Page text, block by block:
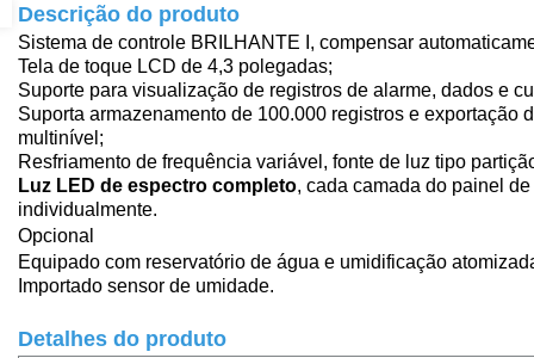
Descrição do produto
Sistema de controle BRILHANTE I, compensar
Tela de toque LCD de 4,3 polegadas;
Suporte para visualização de registros de alarme, dados e
Suporta armazenamento de 100.000 registros e exportação
multinível ;
Resfriamento de frequência variável, fonte de luz tipo
Luz LED de espectro completo, cada camada do painel
individualmente.
Opcional
Equipado com reservatório de água e umidificação
Importado sensor de umidade.
Detalhes do produto